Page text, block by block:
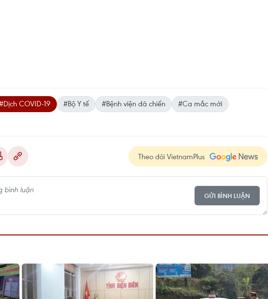
COVID-19 #Bộ Y tế #Bệnh viện dã chiến
#Ca mắc mới
Theo dõi VietnamPlus
GỬI BÌNH LUẬN